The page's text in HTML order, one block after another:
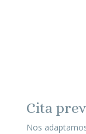
Cita
Nos